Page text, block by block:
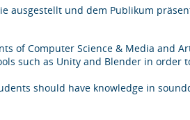
ausgestellt und dem Publikum
of Computer Science & Media and
such as Unity and Blender in order
should have knowledge in